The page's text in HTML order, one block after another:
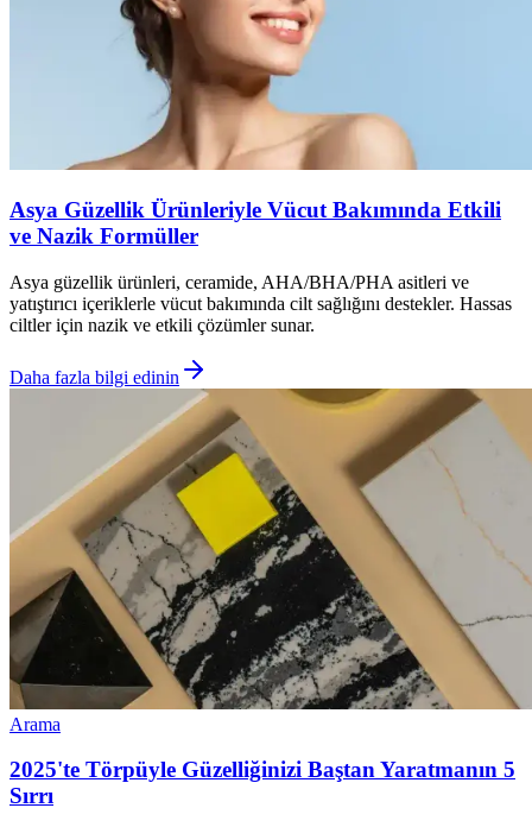
Asya Güzellik Ürünleriyle Vücut Bakımında Etkili
ve Nazik Formüller
Asya güzellik ürünleri, ceramide, AHA/BHA/PHA asitleri ve
yatıştırıcı içeriklerle vücut bakımında cilt sağlığını destekler. Hassas
ciltler için nazik ve etkili çözümler sunar.
Daha fazla bilgi edinin
Arama
2025'te Törpüyle Güzelliğinizi Baştan Yaratmanın 5
Sırrı